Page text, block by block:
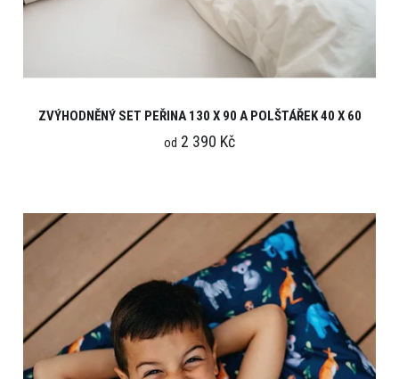
ZVÝHODNĚNÝ SET PEŘINA 130 X 90 A POLŠTÁŘEK 40 X 60
od 2 390 Kč